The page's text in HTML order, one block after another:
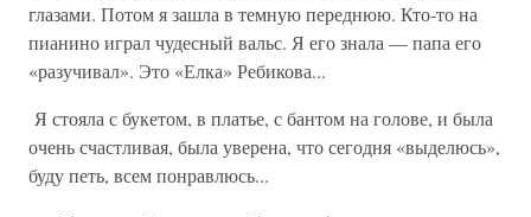
глазами. Потом я зашла в темную переднюю. Кто-то на
пианино играл чудесный вальс. Я его знала — папа его
«разучивал». Это «Елка» Ребикова...
Я стояла с букетом, в платье, с бантом на голове, и была
очень счастливая, была уверена, что сегодня «выделюсь»,
буду петь, всем понравлюсь...